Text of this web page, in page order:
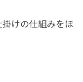
けの仕組みをほ